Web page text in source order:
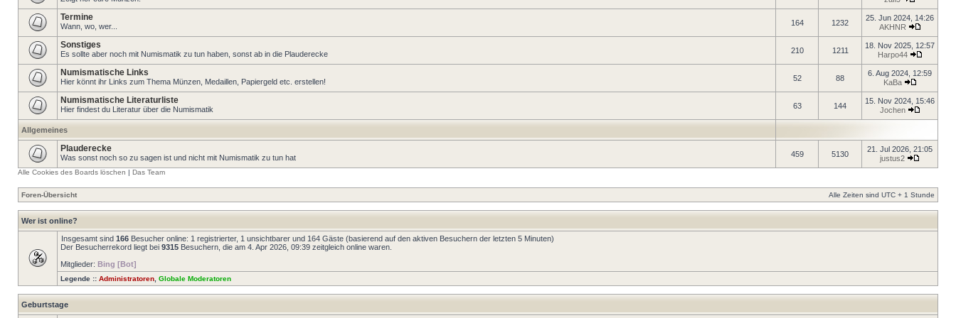
Termine
Wann, wo, wer... 164 1232
25. Jun 2024, 14:26
AKHNR
Sonstiges
Es sollte aber noch mit Numismatik zu tun haben, sonst ab in die Plauderecke 210 1211
18. Nov 2025, 12:57
Harpo44
Numismatische Links
Hier könnt ihr Links zum Thema Münzen, Medaillen, Papiergeld etc. erstellen! 52 88
6. Aug 2024, 12:59
KaBa
Numismatische Literaturliste
Hier findest du Literatur über die Numismatik 63 144
15. Nov 2024, 15:46
Jochen
Allgemeines
Plauderecke
Was sonst noch so zu sagen ist und nicht mit Numismatik zu tun hat 459 5130
21. Jul 2026, 21:05
justus2
Alle Cookies des Boards löschen | Das Team
Foren-Übersicht Alle Zeiten sind UTC + 1 Stunde
Wer ist online?
Insgesamt sind 166 Besucher online: 1 registrierter, 1 unsichtbarer und 164 Gäste (basierend auf den aktiven Besuchern der letzten 5 Minuten)
Der Besucherrekord liegt bei 9315 Besuchern, die am 4. Apr 2026, 09:39 zeitgleich online waren.
Mitglieder: Bing [Bot]
Legende :: Administratoren Globale Moderatoren
Geburtstage